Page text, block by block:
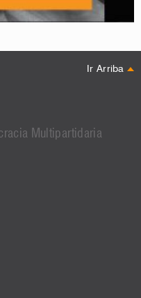
Ir Arriba
Multipartidaria